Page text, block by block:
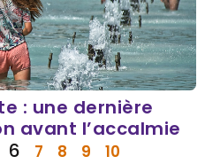
: une dernière
avant l’accalmie
6 7 8 9 10